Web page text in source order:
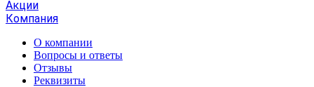
Акции
Компания
О компании
Вопросы и ответы
Отзывы
Реквизиты